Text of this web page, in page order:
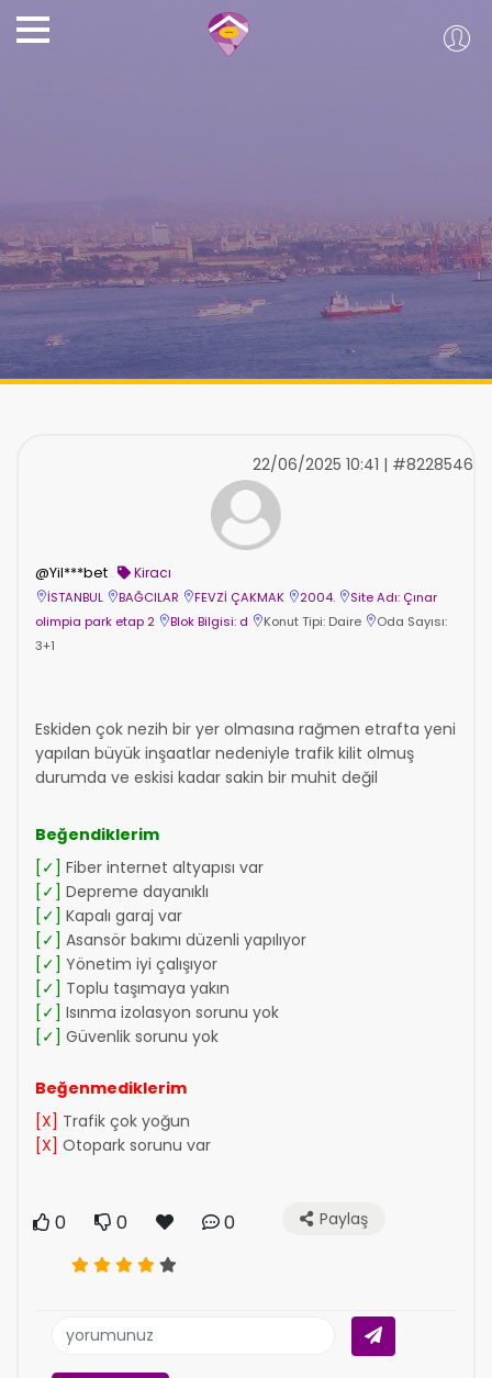
@Yil***bet Kiracı
İSTANBUL BAĞCILAR FEVZİ ÇAKMAK 2004.
Site Adı: Çınar
olimpia park etap 2
Blok Bilgisi: d Konut Tipi: Daire
Oda Sayısı:
3+1
22/06/2025 10:41 | #8228546
Eskiden çok nezih bir yer olmasına rağmen etrafta yeni
yapılan büyük inşaatlar nedeniyle trafik kilit olmuş
durumda ve eskisi kadar sakin bir muhit değil
Beğendiklerim
[✓] Fiber internet altyapısı var
[✓] Depreme dayanıklı
[✓] Kapalı garaj var
[✓] Asansör bakımı düzenli yapılıyor
[✓] Yönetim iyi çalışıyor
[✓] Toplu taşımaya yakın
[✓] Isınma izolasyon sorunu yok
[✓] Güvenlik sorunu yok
Beğenmediklerim
[X] Trafik çok yoğun
[X] Otopark sorunu var
0 0 0 Paylaş